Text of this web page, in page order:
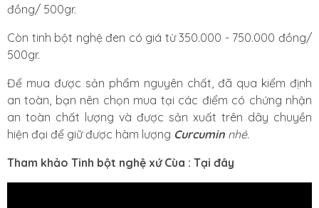
đồng/ 500gr.
Còn tinh bột nghệ đen có giá từ 350.000 - 750.000 đồng/
500gr.
Để mua được sản phẩm nguyên chất, đã qua kiểm định
an toàn, bạn nên chọn mua tại các điểm có chứng nhận
an toàn chất lượng và được sản xuất trên dây chuyền
hiện đại để giữ được hàm lượng Curcumin nhé.
Tham khảo Tinh bột nghệ xứ Cùa : Tại đây